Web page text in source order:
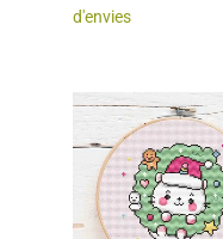
d'envies